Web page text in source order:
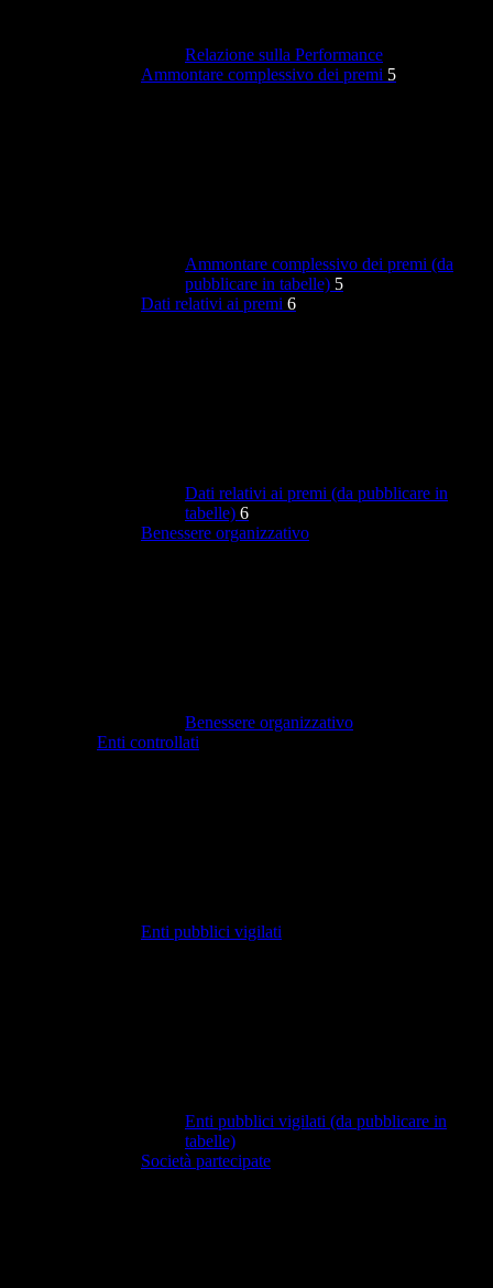
Relazione sulla Performance
Ammontare complessivo dei premi 5
Ammontare complessivo dei premi (da
pubblicare in tabelle) 5
Dati relativi ai premi 6
Dati relativi ai premi (da pubblicare in
tabelle) 6
Benessere organizzativo
Benessere organizzativo
Enti controllati
Enti pubblici vigilati
Enti pubblici vigilati (da pubblicare in
tabelle)
Società partecipate